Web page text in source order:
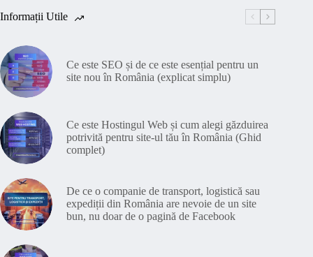
Informații Utile
Ce este SEO și de ce este esențial pentru un
site nou în România (explicat simplu)
Ce este Hostingul Web și cum alegi găzduirea
potrivită pentru site-ul tău în România (Ghid
complet)
De ce o companie de transport, logistică sau
expediții din România are nevoie de un site
bun, nu doar de o pagină de Facebook